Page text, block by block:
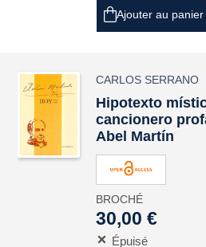
Ajouter au panier
CARLOS SERRANO
Hipotexto
cancionero
Abel Martín
BROCHÉ
30,00 €
Épuisé